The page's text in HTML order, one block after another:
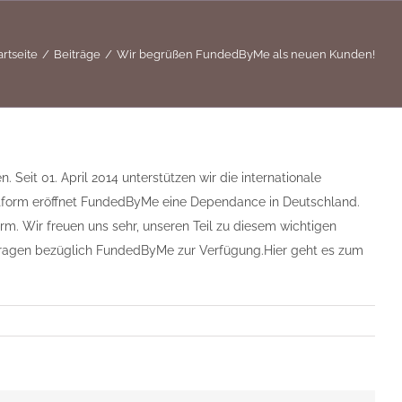
Beiträge Wir begrüßen FundedByMe als neuen Kunden!
Seit 01. April 2014 unterstützen wir die internationale
eröffnet FundedByMe eine Dependance in Deutschland.
Wir freuen uns sehr, unseren Teil zu diesem wichtigen
bezüglich FundedByMe zur Verfügung.Hier geht es zum